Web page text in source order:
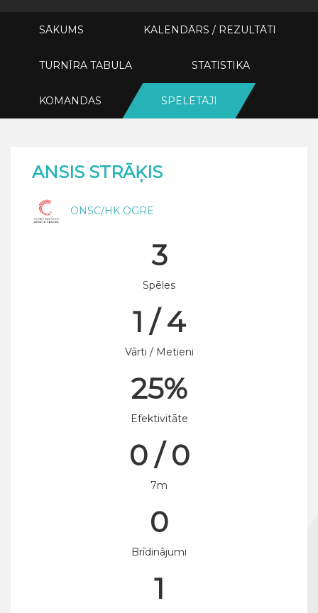
SĀKUMS KALENDĀRS / REZULTĀTI
TURNĪRA TABULA STATISTIKA
KOMANDAS SPĒLĒTĀJI
ANSIS STRĀĶIS
ONSC/HK OGRE
3
Spēles
1 / 4
Vārti / Metieni
25%
Efektivitāte
0 / 0
7m
0
Brīdinājumi
1